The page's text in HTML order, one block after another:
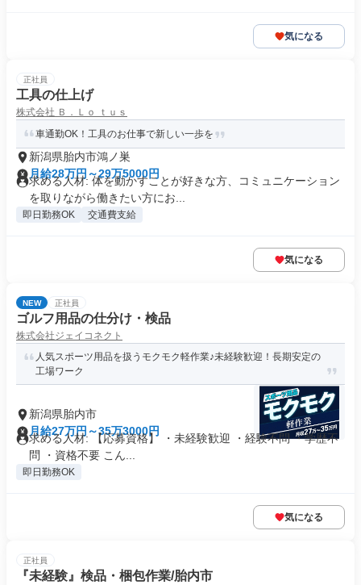
気になる
正社員
工具の仕上げ
株式会社 Ｂ．Ｌｏ ｔｕｓ
車通勤OK！工具のお仕事で新しい一歩を
新潟県胎内市鴻ノ巣
月給28万円～29万5000円
求める人材: 体を動かすことが好きな方、コミュニケーション
を取りながら働きたい方にお...
即日勤務OK 交通費支給
気になる
NEW 正社員
ゴルフ用品の仕分け・検品
株式会社ジェイコネクト
人気スポーツ用品を扱うモクモク軽作業♪未経験歓迎！長期安定の
工場ワーク
新潟県胎内市
月給27万円～35万3000円
求める人材: 【応募資格】 ・未経験歓迎 ・経験不問 ・学歴不
問 ・資格不要 こん...
即日勤務OK
気になる
正社員
『未経験』検品・梱包作業/胎内市